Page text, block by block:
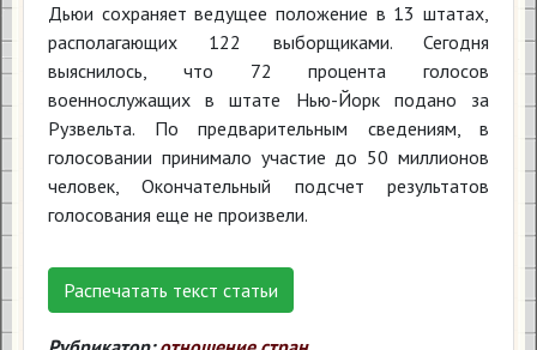
Дьюи сохраняет ведущее положение в 13 штатах,
располагающих 122 выборщиками. Сегодня
выяснилось, что 72 процента голосов
военнослужащих в штате Нью-Йорк подано за
Рузвельта. По предварительным сведениям, в
голосовании принимало участие до 50 миллионов
человек, Окончательный подсчет результатов
голосования еще не произвели.
Распечатать текст статьи